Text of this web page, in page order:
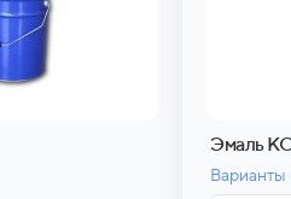
Эмаль
Варианты